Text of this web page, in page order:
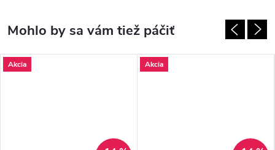
Akcia Akcia